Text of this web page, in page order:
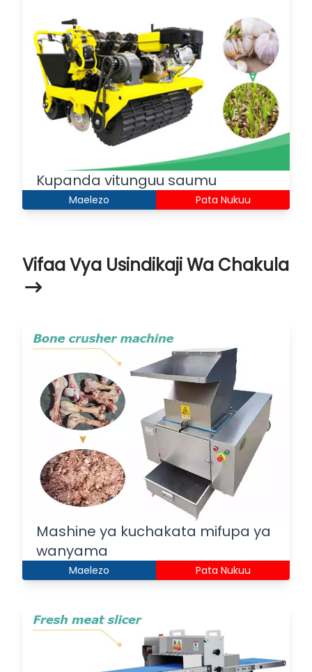
Kupanda vitunguu saumu
Maelezo Pata Nukuu
Vifaa Vya Usindikaji Wa Chakula
Mashine ya kuchakata mifupa ya
wanyama
Maelezo Pata Nukuu